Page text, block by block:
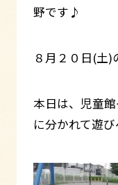
野です♪
８月２０日(土
本日は、児童
に分かれて遊